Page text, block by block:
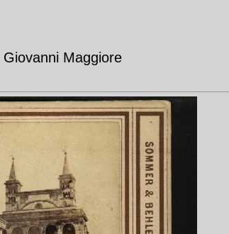
Maggiore